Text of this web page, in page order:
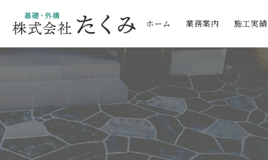
ホーム 業務案内 施工実績